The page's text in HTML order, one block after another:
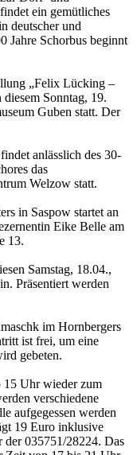
ein gemütliches
deutscher und
Jahre Schorbus beginnt
„Felix Lücking –
Sonntag, 19.
Guben statt. Der
anlässlich des 30-
das
Welzow statt.
in Saspow startet an
Eike Belle am
13.
Samstag, 18.04.,
Präsentiert werden
im Hornbergers
ist frei, um eine
gebeten.
15 Uhr wieder zum
verschiedene
aufgegessen werden
19 Euro inklusive
035751/28224. Das